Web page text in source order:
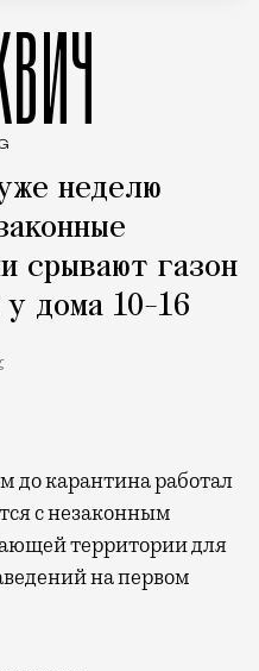
неделю
срывают газон
дома 10-16
с незаконным
территории для
на первом